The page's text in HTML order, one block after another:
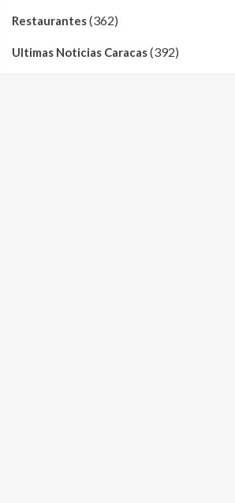
Restaurantes(362)
Ultimas Noticias Caracas(392)